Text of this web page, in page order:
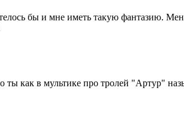
бы и мне иметь такую фантазию.
как в мультике про тролей "Артур"